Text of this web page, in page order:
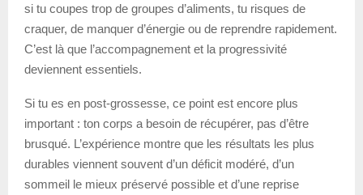
si tu coupes trop de groupes d’aliments, tu risques de
craquer, de manquer d’énergie ou de reprendre rapidement.
C’est là que l’accompagnement et la progressivité
deviennent essentiels.
Si tu es en post-grossesse, ce point est encore plus
important : ton corps a besoin de récupérer, pas d’être
brusqué. L’expérience montre que les résultats les plus
durables viennent souvent d’un déficit modéré, d’un
sommeil le mieux préservé possible et d’une reprise